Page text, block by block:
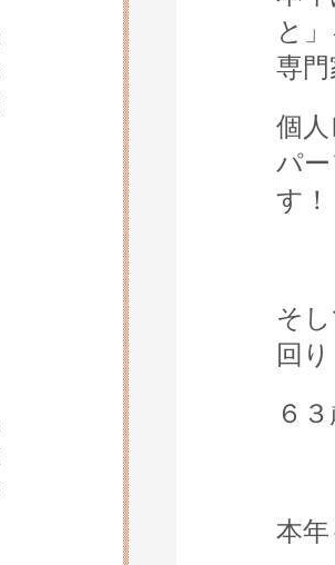
と
専
個
パ
す！
そ
回
６
本